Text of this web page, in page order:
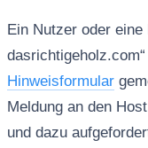
Ein Nutzer oder
Hinweisformular
Meldung an den
und dazu